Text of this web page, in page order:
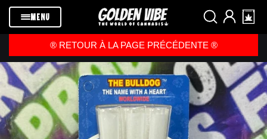
Passer au
contenuMENU
®️ RETOUR À LA PAGE PRÉCÉDENTE ®️